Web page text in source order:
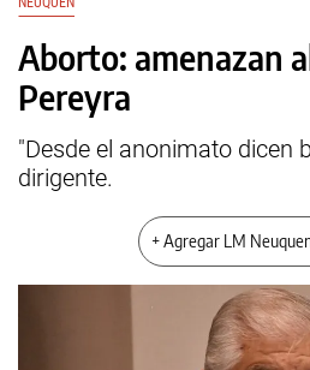
Aborto: amenazan
Pereyra
"Desde el anonimato dicen
dirigente.
+ Agregar LM